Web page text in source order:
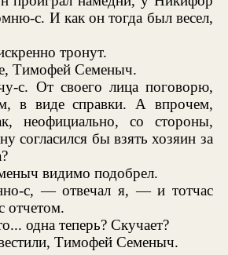
с. И как он тогда был весел,
тронут.
Тимофей Семеныч.
с. От своего лица поговорю,
в виде справки. А впрочем,
неофициально, со стороны,
согласился бы взять хозяин за
видимо подобрел.
с, — отвечал я, — и тотчас
отчетом.
одна теперь? Скучает?
Тимофей Семеныч.